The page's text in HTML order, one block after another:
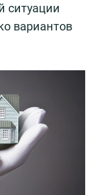
ситуации
вариантов